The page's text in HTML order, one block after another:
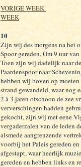
VORIGE WEEK
WEEK
10
Zijn wij des morgens na het
Spoor gereden. Om 9 uur
Toen zijn wij dadelijk naar
Paardenspoor naar
hebben wij boven op
strand gewandeld, waar nog
2 à 3 jaren ofschoon de zee
ververschingen hadden
gekocht, zijn wij met eene
vergaderzalen van de leden
alsmede aangrenzende
voorbij het Paleis gereden
afgestapt, waar heerlijk
gereden en hebben links en